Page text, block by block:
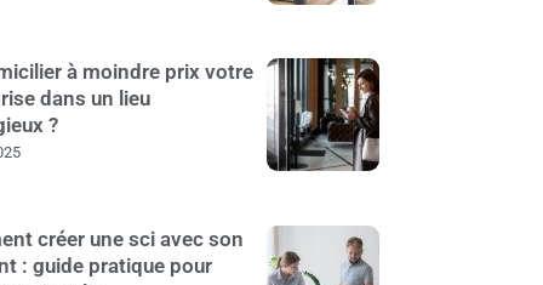
à moindre prix votre
dans un lieu
?
créer une sci avec son
: guide pratique pour